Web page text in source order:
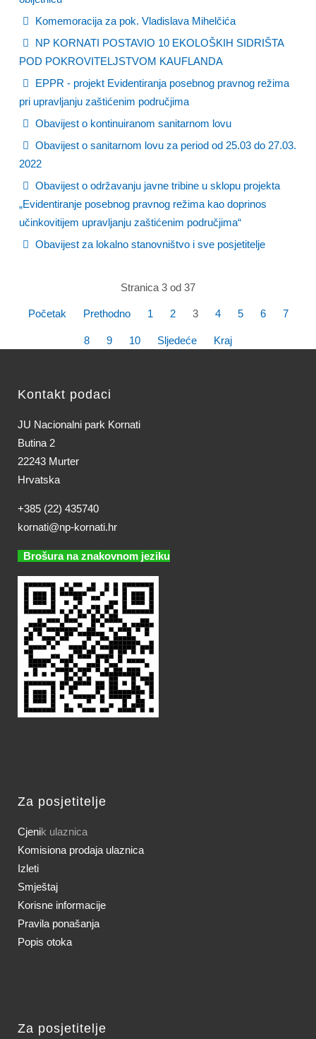
Komemoracija za pok. Vladislava Mihelčića
NP KORNATI POSTAVIO 10 EKOLOŠKIH SIDRIŠTA
POD POKROVITELJSTVOM KAUFLANDA
EPPR - projekt Evidentiranja posebnog pravnog režima
pri upravljanju zaštićenim područjima
Obavijest o kontinuiranom sanitarnom lovu
Obavijest o sanitarnom lovu za period od 25.03 do 27.03.
2022
Obavijest o održavanju javne tribine u sklopu projekta
„Evidentiranje posebnog pravnog režima kao doprinos
učinkovitijem upravljanju zaštićenim područjima“
Obavijest za lokalno stanovništvo i sve posjetitelje
Stranica 3 od 37
Početak Prethodno 1 2 3 4 5 6 7
8 9 10 Sljedeće Kraj
Kontakt podaci
JU Nacionalni park Kornati
Butina 2
22243 Murter
Hrvatska
+385 (22) 435740
kornati@np-kornati.hr
Brošura na znakovnom jeziku
Za posjetitelje
Cjenik ulaznica
Komisiona prodaja ulaznica
Izleti
Smještaj
Korisne informacije
Pravila ponašanja
Popis otoka
Za posjetitelje